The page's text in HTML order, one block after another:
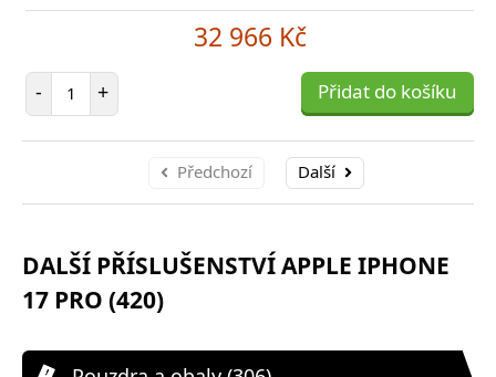
32 966 Kč
- Počet položek
+ Přidat do košíku
Předchozí Další
DALŠÍ PŘÍSLUŠENSTVÍ APPLE IPHONE
17 PRO (420)